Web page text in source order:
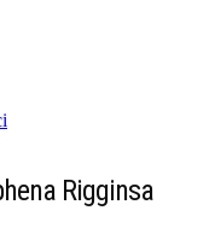
Rigginsa